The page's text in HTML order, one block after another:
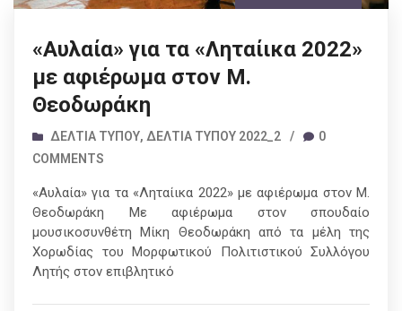
«Αυλαία» για τα «Ληταίικα 2022»
με αφιέρωμα στον Μ.
Θεοδωράκη
ΔΕΛΤΊΑ ΤΎΠΟΥ, ΔΕΛΤΊΑ ΤΎΠΟΥ 2022_2 /
0
COMMENTS
«Αυλαία» για τα «Ληταίικα 2022» με αφιέρωμα στον Μ.
Θεοδωράκη Με αφιέρωμα στον σπουδαίο
μουσικοσυνθέτη Μίκη Θεοδωράκη από τα μέλη της
Χορωδίας του Μορφωτικού Πολιτιστικού Συλλόγου
Λητής στον επιβλητικό